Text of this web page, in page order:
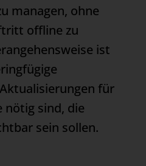
managen, ohne
offline zu
ist
für
nötig sind, die
sein sollen.